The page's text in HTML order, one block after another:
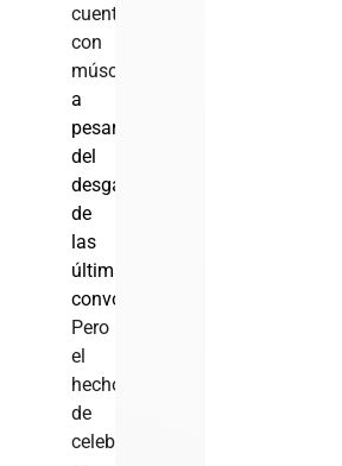
cuenta
con
músculo,
a
pesar
del
desgaste
de
las
últimas
convocatorias
Pero
el
hecho
de
celebrarse